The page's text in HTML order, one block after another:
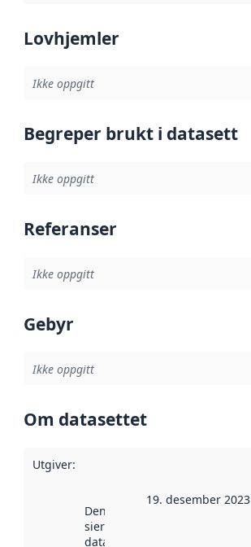
Lovhjemler
Ikke oppgitt
Begreper brukt i datasett
Ikke oppgitt
Referanser
Ikke oppgitt
Gebyr
Ikke oppgitt
Om datasettet
Utgiver:
Denne datoen
sier når
datasettet ble
19. desember 2023